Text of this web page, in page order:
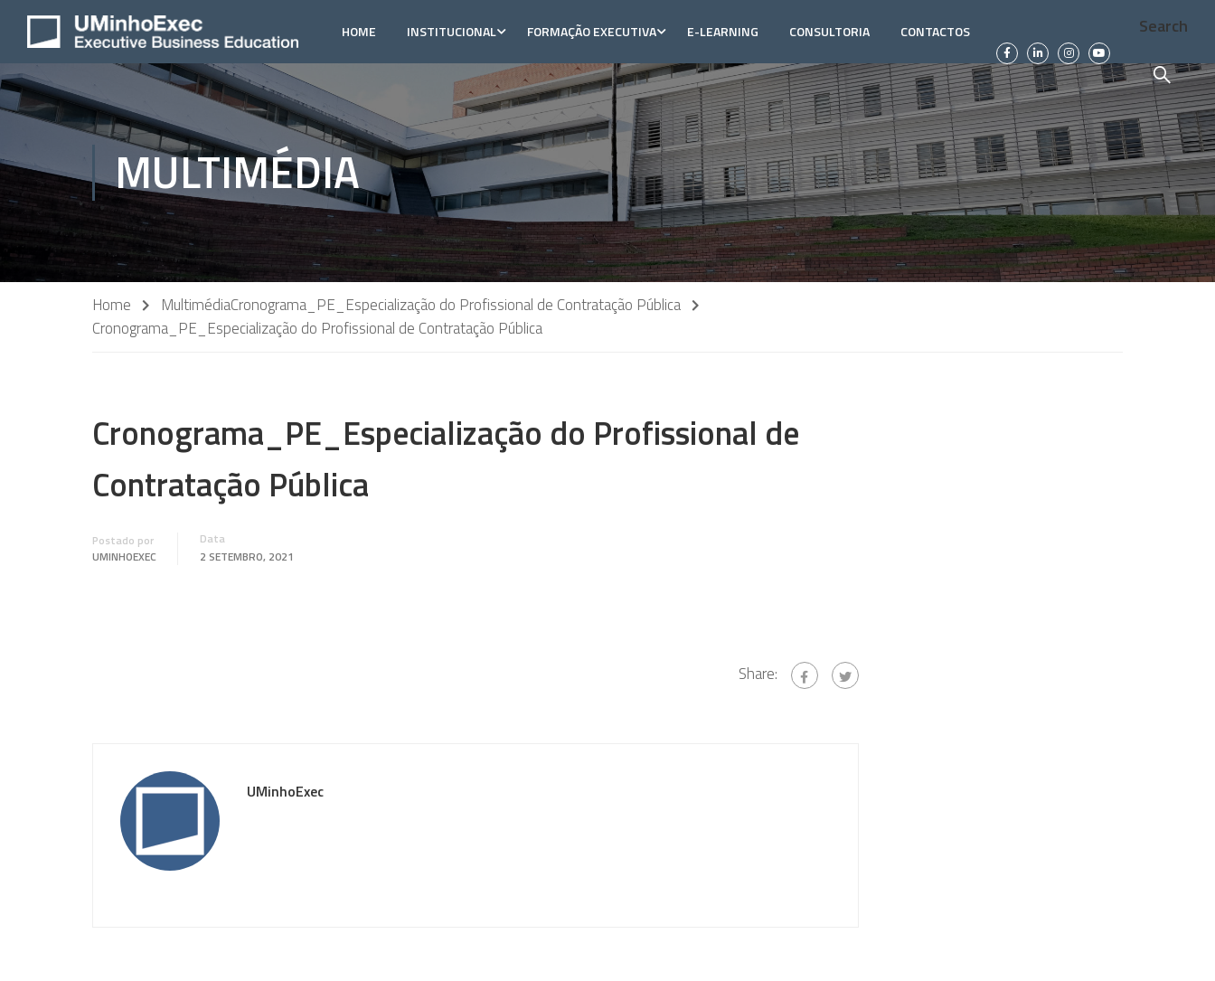
HOME INSTITUCIONAL FORMAÇÃO EXECUTIVA E-LEARNING CONSULTORIA CONTACTOS Search
MULTIMÉDIA
Home MultimédiaCronograma_PE_Especialização do Profissional de Contratação Pública
Cronograma_PE_Especialização do Profissional de Contratação Pública
Cronograma_PE_Especialização do Profissional de
Contratação Pública
Postado por
UMINHOEXEC
Data
2 SETEMBRO, 2021
Share:
UMinhoExec